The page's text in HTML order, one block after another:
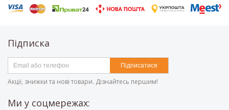
Підписка
Підписатися
Акції, знижки та нові товари. Дізнайтесь першим!
Ми у соцмережах: